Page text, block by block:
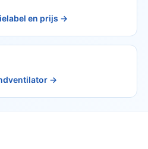
en prijs →
→